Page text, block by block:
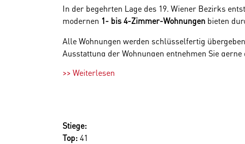
In der begehrten Lage des 19. Wiener Bezirks
modernen 1- bis 4-Zimmer-Wohnungen bieten
Alle Wohnungen werden schlüsselfertig
Ausstattung der Wohnungen entnehmen Sie
Als PKW Besitzer können Sie von einem von 10
>> Weiterlesen
Stiege:
Top: 41